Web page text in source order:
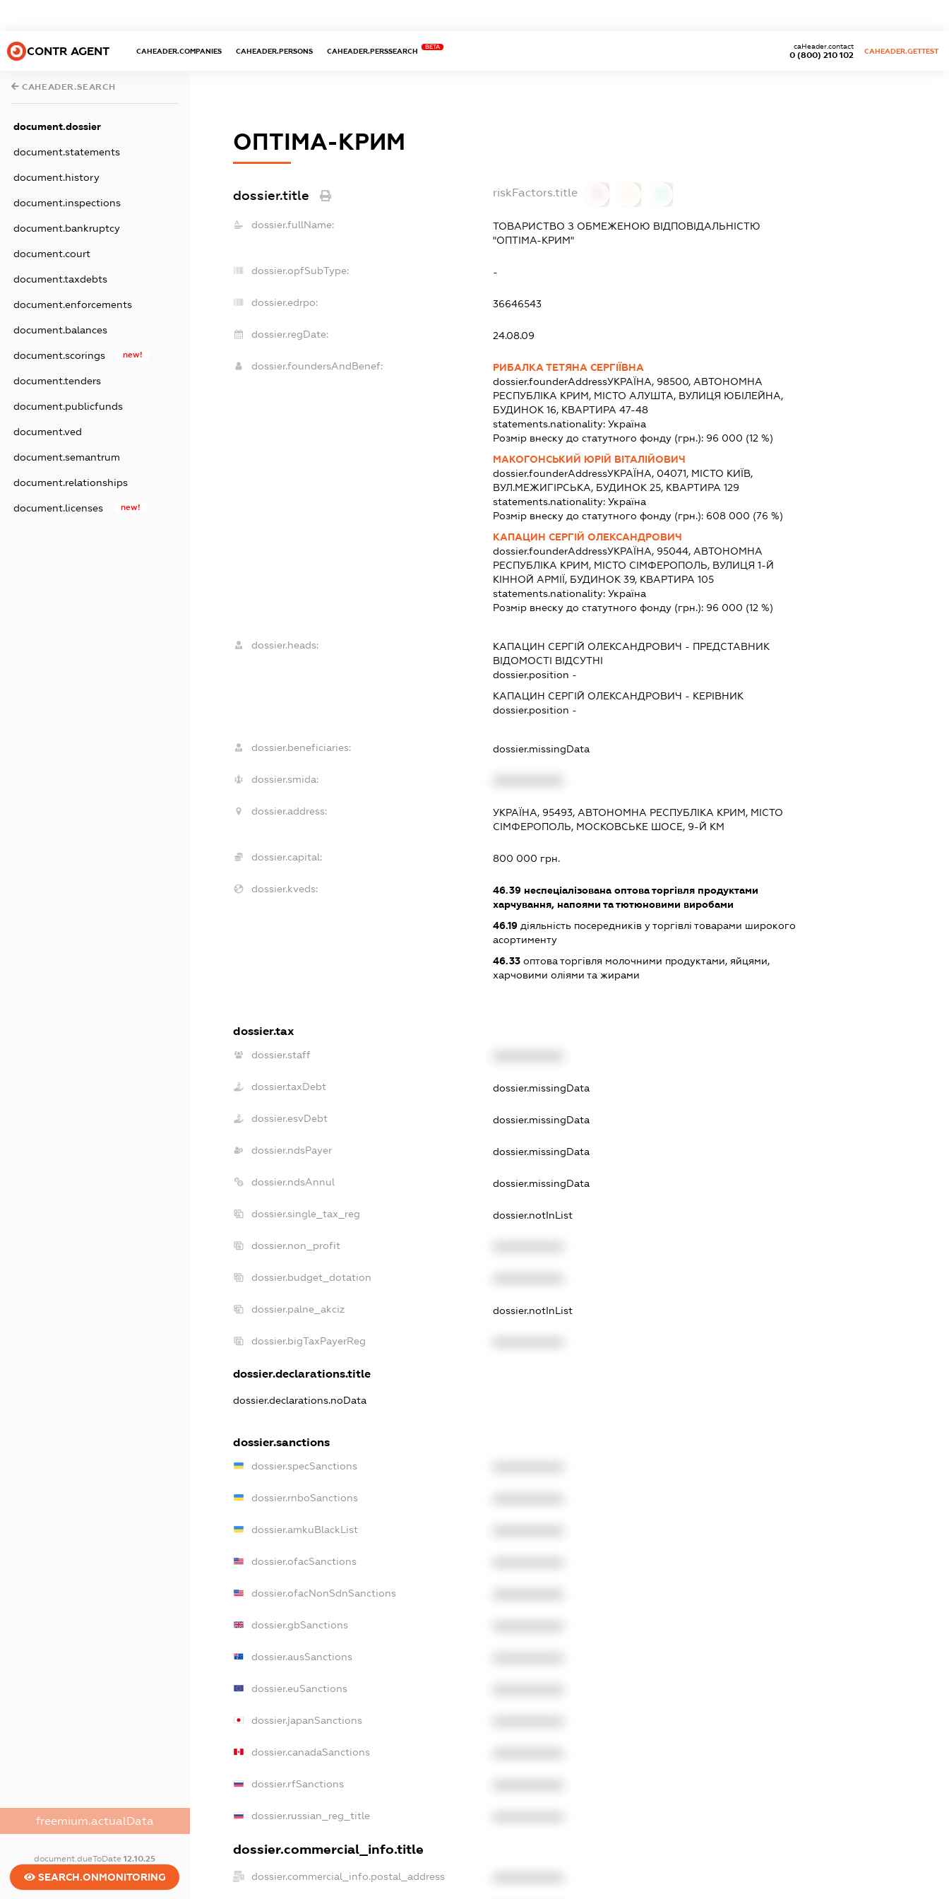
CONTR AGENT CAHEADER.COMPANIES CAHEADER.PERSONS CAHEADER.PERSSEARCH
BETA
0 (800) 210 102
caHeader.contact
CAHEADER.GETTEST
CAHEADER.SEARCH
document.dossier
document.statements
document.history
document.inspections
document.bankruptcy
document.court
document.taxdebts
document.enforcements
document.balances
document.scorings new!
document.tenders
document.publicfunds
document.ved
document.semantrum
document.relationships
document.licenses new!
freemium.actualData
document.dueToDate12.10.25
SEARCH.ONMONITORING
ОПТІМА-КРИМ
dossier.title riskFactors.title
dossier.fullName:
ТОВАРИСТВО З ОБМЕЖЕНОЮ ВІДПОВІДАЛЬНІСТЮ
"ОПТІМА-КРИМ"
dossier.opfSubType: -
dossier.edrpo: 36646543
dossier.regDate: 24.08.09
dossier.foundersAndBenef:
РИБАЛКА ТЕТЯНА СЕРГІЇВНА
dossier.founderAddressУКРАЇНА, 98500, АВТОНОМНА
РЕСПУБЛІКА КРИМ, МІСТО АЛУШТА, ВУЛИЦЯ ЮБІЛЕЙНА,
БУДИНОК 16, КВАРТИРА 47-48
statements.nationality:Україна
Розмір внеску до статутного фонду (грн.): 96 000 (12 %)
МАКОГОНСЬКИЙ ЮРІЙ ВІТАЛІЙОВИЧ
dossier.founderAddressУКРАЇНА, 04071, МІСТО КИЇВ,
ВУЛ.МЕЖИГІРСЬКА, БУДИНОК 25, КВАРТИРА 129
statements.nationality:Україна
Розмір внеску до статутного фонду (грн.): 608 000 (76 %)
КАПАЦИН СЕРГІЙ ОЛЕКСАНДРОВИЧ
dossier.founderAddressУКРАЇНА, 95044, АВТОНОМНА
РЕСПУБЛІКА КРИМ, МІСТО СІМФЕРОПОЛЬ, ВУЛИЦЯ 1-Й
КІННОЙ АРМІЇ, БУДИНОК 39, КВАРТИРА 105
statements.nationality:Україна
Розмір внеску до статутного фонду (грн.): 96 000 (12 %)
dossier.heads: КАПАЦИН СЕРГІЙ ОЛЕКСАНДРОВИЧ - ПРЕДСТАВНИК
ВІДОМОСТІ ВІДСУТНІ
dossier.position -
КАПАЦИН СЕРГІЙ ОЛЕКСАНДРОВИЧ - КЕРІВНИК
dossier.position -
dossier.beneficiaries: dossier.missingData
dossier.smida:
dossier.address:
УКРАЇНА, 95493, АВТОНОМНА РЕСПУБЛІКА КРИМ, МІСТО
СІМФЕРОПОЛЬ, МОСКОВСЬКЕ ШОСЕ, 9-Й КМ
dossier.capital: 800 000 грн.
dossier.kveds: 46.39 неспеціалізована оптова торгівля продуктами
харчування, напоями та тютюновими виробами
46.19 діяльність посередників у торгівлі товарами широкого
асортименту
46.33 оптова торгівля молочними продуктами, яйцями,
харчовими оліями та жирами
dossier.tax
dossier.staff
dossier.taxDebt dossier.missingData
dossier.esvDebt dossier.missingData
dossier.ndsPayer dossier.missingData
dossier.ndsAnnul dossier.missingData
dossier.single_tax_reg dossier.notInList
dossier.non_profit
dossier.budget_dotation
dossier.palne_akciz dossier.notInList
dossier.bigTaxPayerReg
dossier.declarations.title
dossier.declarations.noData
dossier.sanctions
dossier.specSanctions
dossier.rnboSanctions
dossier.amkuBlackList
dossier.ofacSanctions
dossier.ofacNonSdnSanctions
dossier.gbSanctions
dossier.ausSanctions
dossier.euSanctions
dossier.japanSanctions
dossier.canadaSanctions
dossier.rfSanctions
dossier.russian_reg_title
dossier.commercial_info.title
dossier.commercial_info.postal_address